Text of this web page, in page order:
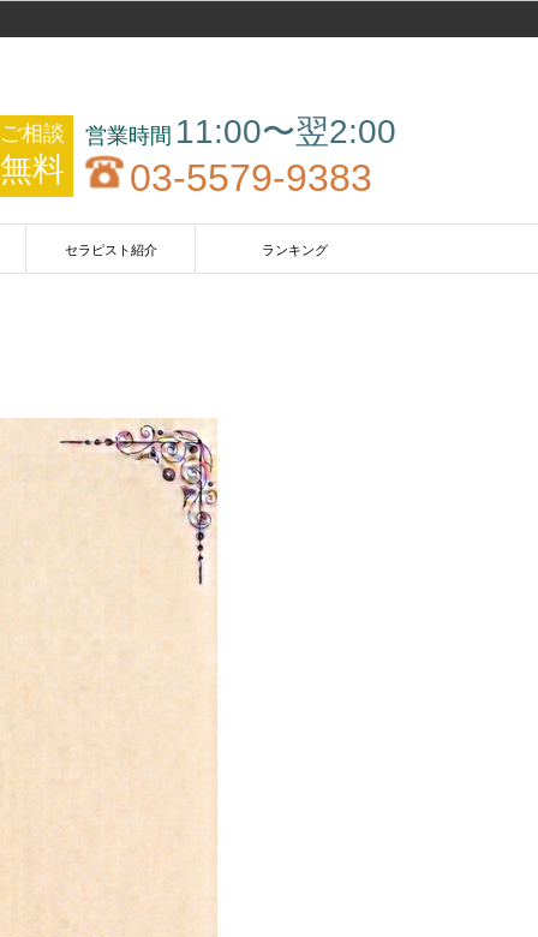
ご相談
無料
11:00〜翌2:00
03-5579-9383
セラピスト紹介 ランキング